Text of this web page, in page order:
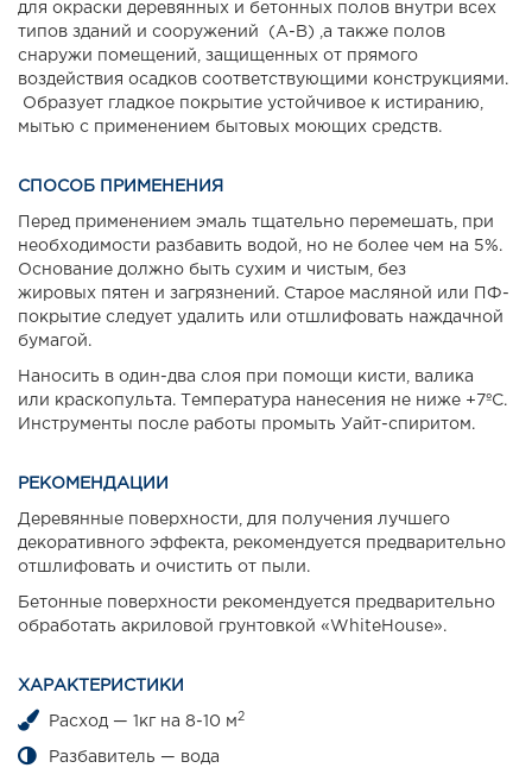
для окраски деревянных и бетонных полов внутри всех
типов зданий и сооружений (А-В) ,а также полов
снаружи помещений, защищенных от прямого
воздействия осадков соответствующими конструкциями.
Образует гладкое покрытие устойчивое к истиранию,
мытью с применением бытовых моющих средств.
СПОСОБ ПРИМЕНЕНИЯ
Перед применением эмаль тщательно перемешать, при
необходимости разбавить водой, но не более чем на 5%.
Основание должно быть сухим и чистым, без
жировых пятен и загрязнений. Старое масляной или ПФ-
покрытие следует удалить или отшлифовать наждачной
бумагой.
Наносить в один-два слоя при помощи кисти, валика
или краскопульта. Температура нанесения не ниже +7ºС.
Инструменты после работы промыть Уайт-спиритом.
РЕКОМЕНДАЦИИ
Деревянные поверхности, для получения лучшего
декоративного эффекта, рекомендуется предварительно
отшлифовать и очистить от пыли.
Бетонные поверхности рекомендуется предварительно
обработать акриловой грунтовкой «WhiteHouse».
ХАРАКТЕРИСТИКИ
Расход — 1кг на 8-10 м2
Разбавитель — вода